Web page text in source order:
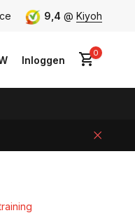
9,4 @ Kiyoh
Inloggen
0